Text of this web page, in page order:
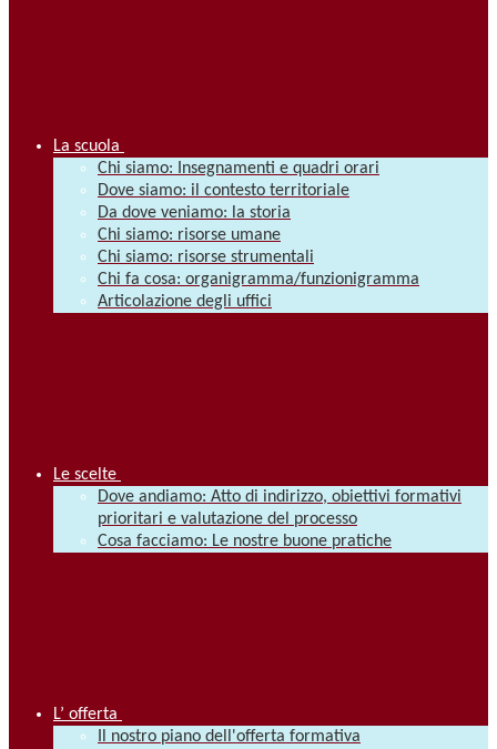
La scuola
Chi siamo: Insegnamenti e quadri orari
Dove siamo: il contesto territoriale
Da dove veniamo: la storia
Chi siamo: risorse umane
Chi siamo: risorse strumentali
Chi fa cosa: organigramma/funzionigramma
Articolazione degli uffici
Le scelte
Dove andiamo: Atto di indirizzo, obiettivi formativi
prioritari e valutazione del processo
Cosa facciamo: Le nostre buone pratiche
L’ offerta
Il nostro piano dell'offerta formativa